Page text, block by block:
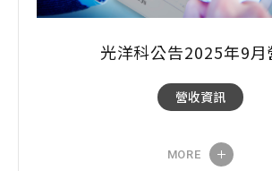
光洋科公告2025年9月
營收資訊
MORE